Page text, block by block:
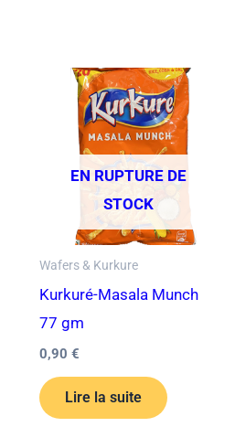
EN RUPTURE DE
STOCK
Wafers & Kurkure
Kurkuré-Masala Munch
77 gm
0,90 €
Lire la suite